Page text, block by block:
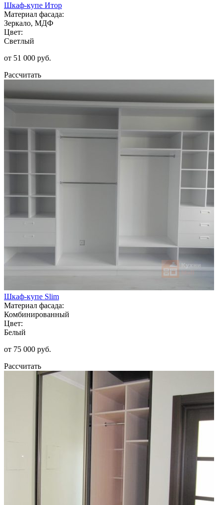
Шкаф-купе Итор
Материал фасада:
Зеркало, МДФ
Цвет:
Светлый
от 51 000 руб.
Рассчитать
Шкаф-купе Slim
Материал фасада:
Комбинированный
Цвет:
Белый
от 75 000 руб.
Рассчитать